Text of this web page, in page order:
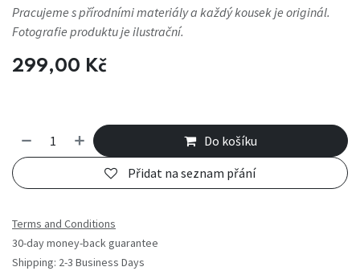
Pracujeme s přírodními materiály a každý kousek je originál.
Fotografie produktu je ilustrační.
299,00 Kč
Do košíku
Přidat na seznam přání
Terms and Conditions
30-day money-back guarantee
Shipping: 2-3 Business Days